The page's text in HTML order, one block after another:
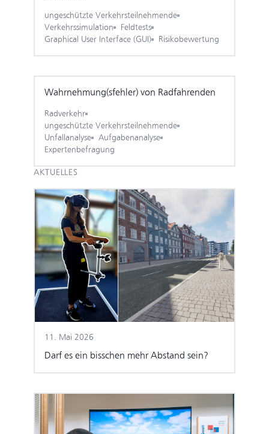
ungeschützte Verkehrsteilnehmende
Verkehrssimulation
Feldtests
Graphical User Interface (GUI)
Risikobewertung
Wahrnehmung­(sfehler) von Rad­fahrenden
Radverkehr
ungeschützte Verkehrsteilnehmende
Unfallanalyse
Aufgabenanalyse
Expertenbefragung
AKTUELLES
11. Mai 2026
Darf es ein bisschen mehr Abstand sein?